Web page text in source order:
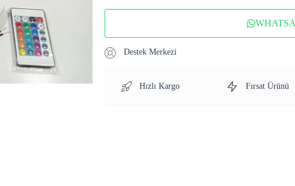
Destek Merkezi
Hızlı Kargo Fırsat Ürünü